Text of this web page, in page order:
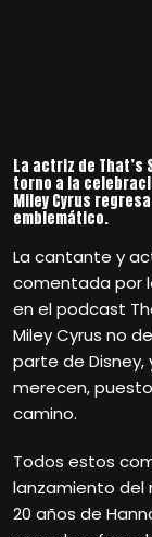
La actriz de That’s
torno a la
Miley Cyrus
emblemático.
La cantante y
comentada por
en el podcast
Miley Cyrus no
parte de
merecen,
camino.
Todos estos
lanzamiento del
20 años de